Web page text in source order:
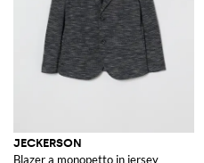
JECKERSON
Blazer a monopetto in jersey